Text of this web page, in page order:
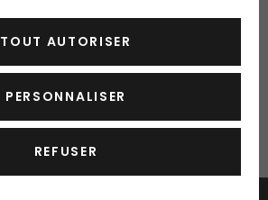
TOUT AUTORISER
PERSONNALISER
REFUSER